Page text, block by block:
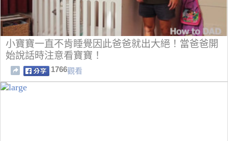
小寶寶一直不肯睡覺因此爸爸就出大絕！當爸爸開
始說話時注意看寶寶！
1766觀看